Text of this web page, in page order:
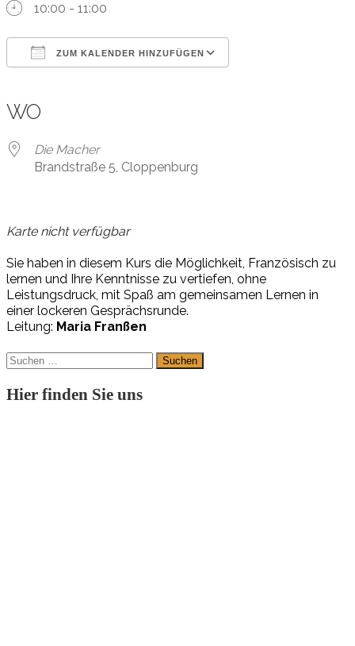
10:00 - 11:00
ZUM KALENDER HINZUFÜGEN
WO
Die Macher
Brandstraße 5, Cloppenburg
Karte nicht verfügbar
Sie haben in diesem Kurs die Möglichkeit, Französisch zu
lernen und hre Kenntnisse zu vertiefen, ohne
Leistungsdruck, mit Spaß am gemeinsamen Lernen in
einer lockeren Gesprächsrunde.
Leitung: Maria Franßen
Suchen
Hier finden Sie uns